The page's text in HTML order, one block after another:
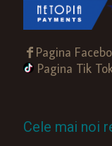
Pagina
Pagina Tik
Cele mai noi